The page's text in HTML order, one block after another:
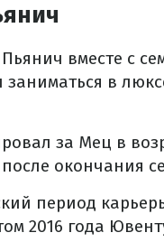
вместе с
заниматься в
за Мец в
окончания
период
2016 года